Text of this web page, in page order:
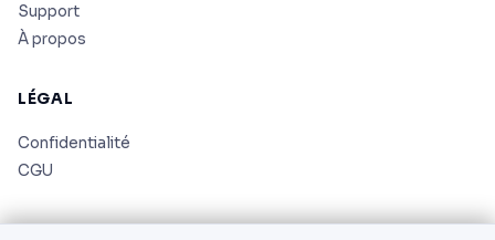
Support
À propos
LÉGAL
Confidentialité
CGU